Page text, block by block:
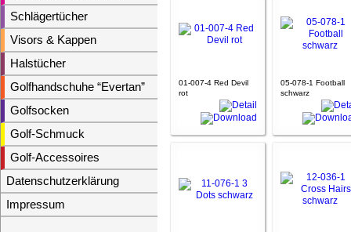
Schlägertücher
Visors & Kappen
Halstücher
Golfhandschuhe “Evertan”
Golfsocken
Golf-Schmuck
Golf-Accessoires
Datenschutzerklärung
Impressum
01-007-4 Red Devil
rot
05-078-1 Football
schwarz